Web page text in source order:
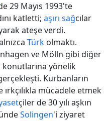
29 Mayıs 1993'te
katletti; aşırı sağcılar
ateşe verdi.
Türk olmaktı.
ve Mölln gibi diğer
yönelik
Kurbanların
ırkçılıkla mücadele etmek
çiler de 30 yılı aşkın
Solingen'i ziyaret